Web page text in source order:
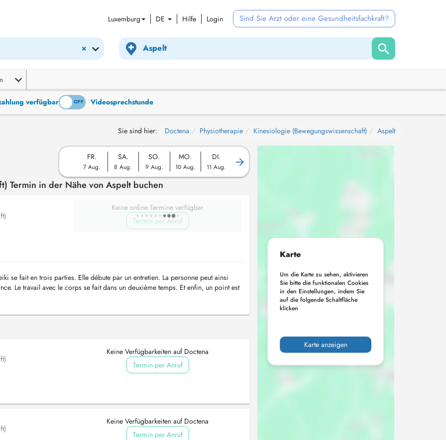
Luxemburg DE Hilfe Login Sind Sie Arzt oder eine Gesundheitsfachkraft?
×
verfügbar
ON OFF Videosprechstunde
Sie sind hier: Doctena Physiotherapie Kinesiologie (Bewegungswissenschaft) Aspelt
FR.
7 Aug.
SA.
8 Aug.
SO.
9 Aug.
MO.
10 Aug.
DI.
11 Aug.
Termin in der Nähe von Aspelt buchen
Keine online Termine verfügbar
Termin per Anruf
se fait en trois parties. Elle débute par un entretien. La personne peut ainsi
Le travail avec le corps se fait dans un deuxième temps. Et enfin, un point est
Keine Verfügbarkeiten auf Doctena
Termin per Anruf
Keine Verfügbarkeiten auf Doctena
Termin per Anruf
Karte
Um die Karte zu sehen, aktivieren
Sie bitte die funktionalen Cookies
in den Einstellungen, indem Sie
auf die folgende Schaltfläche
klicken
Karte anzeigen